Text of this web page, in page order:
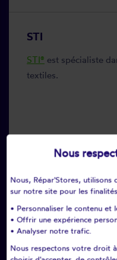
STI
STI® est spécialiste
textiles.
Nous
Nous, Répar'Stores, utilisons
sur notre site pour les
• Personnaliser le contenu et
• Offrir une expérience
• Analyser notre trafic.
Nous respectons votre droit